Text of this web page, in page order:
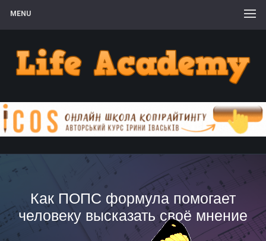
MENU
Как ПОПС формула помогает
человеку высказать своё мнение